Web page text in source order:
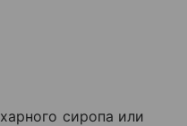
сиропа или